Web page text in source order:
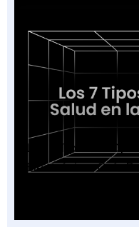
Los 7 Tipos de
Electrónica: Guía